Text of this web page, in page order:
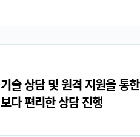
기술 상담 및 원격 지원을 통한
보다 편리한 상담 진행